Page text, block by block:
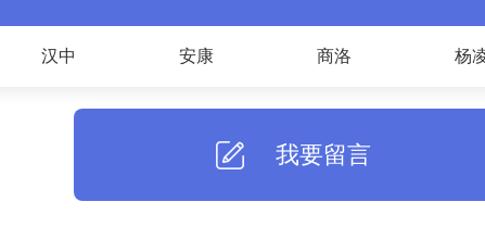
汉中 安康 商洛 杨
我要留言